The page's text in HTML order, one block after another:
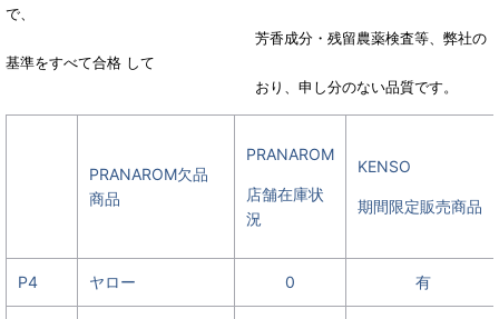
で、
芳香成分・残留農薬検査等、弊社の
基準をすべて合格 して
おり、申し分のない品質です。
PRANAROM欠品
商品
PRANAROM
店舗在庫状
況
KENSO
期間限定販売商品
P4 ヤロー 0 有